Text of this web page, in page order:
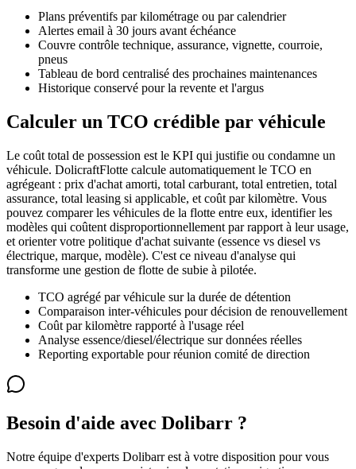
Plans préventifs par kilométrage ou par calendrier
Alertes email à 30 jours avant échéance
Couvre contrôle technique, assurance, vignette, courroie,
pneus
Tableau de bord centralisé des prochaines maintenances
Historique conservé pour la revente et l'argus
Calculer un TCO crédible par véhicule
Le coût total de possession est le KPI qui justifie ou condamne un
véhicule. DolicraftFlotte calcule automatiquement le TCO en
agrégeant : prix d'achat amorti, total carburant, total entretien, total
assurance, total leasing si applicable, et coût par kilomètre. Vous
pouvez comparer les véhicules de la flotte entre eux, identifier les
modèles qui coûtent disproportionnellement par rapport à leur usage,
et orienter votre politique d'achat suivante (essence vs diesel vs
électrique, marque, modèle). C'est ce niveau d'analyse qui
transforme une gestion de flotte de subie à pilotée.
TCO agrégé par véhicule sur la durée de détention
Comparaison inter-véhicules pour décision de renouvellement
Coût par kilomètre rapporté à l'usage réel
Analyse essence/diesel/électrique sur données réelles
Reporting exportable pour réunion comité de direction
Besoin d'aide avec Dolibarr ?
Notre équipe d'experts Dolibarr est à votre disposition pour vous